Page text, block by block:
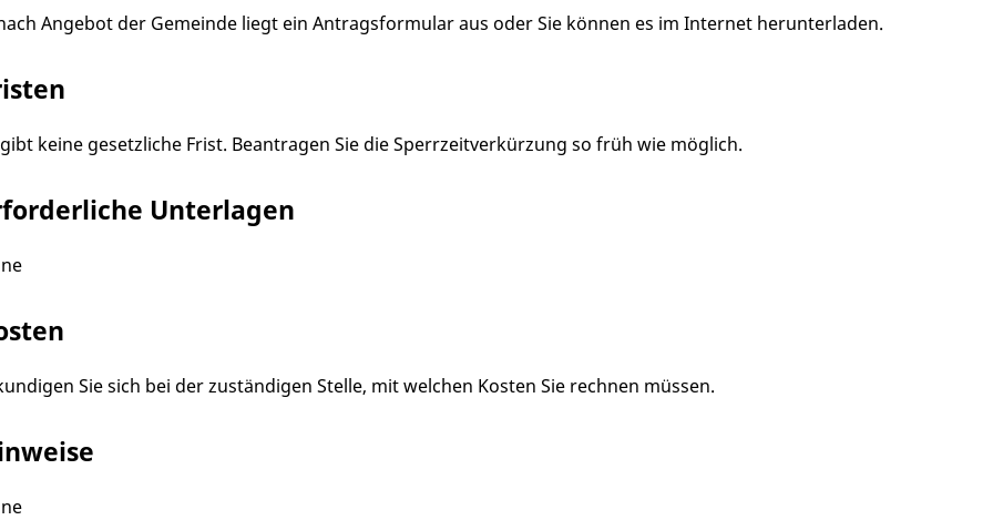
Angebot der Gemeinde liegt ein Antragsformular aus oder Sie können es im Internet herunterladen.
keine gesetzliche Frist. Beantragen Sie die Sperrzeitverkürzung so früh wie möglich.
Unterlagen
Sie sich bei der zuständigen Stelle, mit welchen Kosten Sie rechnen müssen.